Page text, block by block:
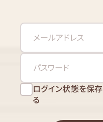
ログイン状態を保
る